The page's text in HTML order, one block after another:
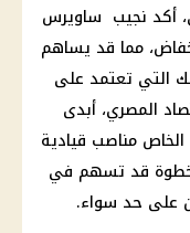
أكد نجيب ساويرس
مما قد يساهم
التي تعتمد على
المصري، أبدى
الخاص مناصب قيادية
قد تسهم في
على حد سواء.